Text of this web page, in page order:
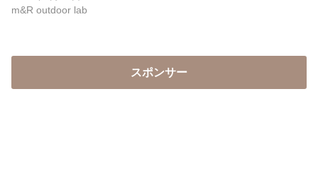
m&R outdoor lab
スポンサー